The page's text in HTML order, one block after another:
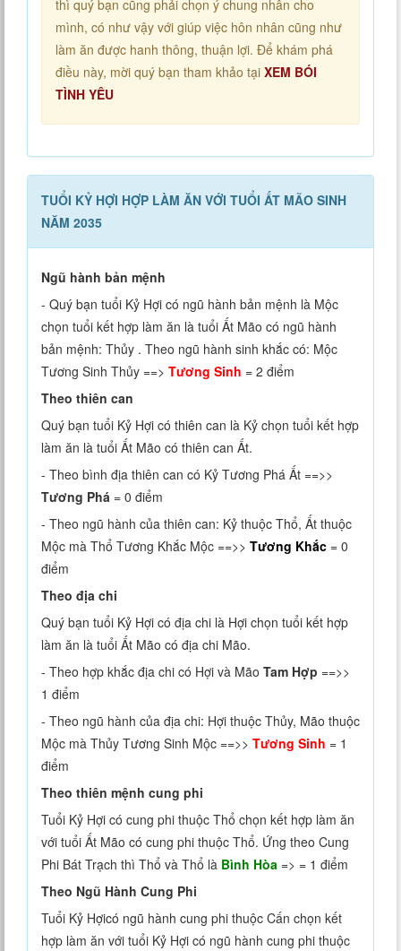
thì quý bạn cũng phải chọn ý chung nhân cho
mình, có như vậy với giúp việc hôn nhân cũng như
làm ăn được hanh thông, thuận lợi. Để khám phá
điều này, mời quý bạn tham khảo tại XEM BÓI
TÌNH YÊU
TUỔI KỶ HỢI HỢP LÀM ĂN VỚI TUỔI ẤT MÃO SINH
NĂM 2035
Ngũ hành bản mệnh
- Quý bạn tuổi Kỷ Hợi có ngũ hành bản mệnh là Mộc
chọn tuổi kết hợp làm ăn là tuổi Ất Mão có ngũ hành
bản mệnh: Thủy . Theo ngũ hành sinh khắc có: Mộc
Tương Sinh Thủy ==> Tương Sinh = 2 điểm
Theo thiên can
Quý bạn tuổi Kỷ Hợi có thiên can là Kỷ chọn tuổi kết hợp
làm ăn là tuổi Ất Mão có thiên can Ất.
- Theo bình địa thiên can có Kỷ Tương Phá Ất ==>>
Tương Phá = 0 điểm
- Theo ngũ hành của thiên can: Kỷ thuộc Thổ, Ất thuộc
Mộc mà Thổ Tương Khắc Mộc ==>> Tương Khắc = 0
điểm
Theo địa chi
Quý bạn tuổi Kỷ Hợi có địa chi là Hợi chọn tuổi kết hợp
làm ăn là tuổi Ất Mão có địa chi Mão.
- Theo hợp khắc địa chi có Hợi và Mão Tam Hợp ==>>
1 điểm
- Theo ngũ hành của địa chi: Hợi thuộc Thủy, Mão thuộc
Mộc mà Thủy Tương Sinh Mộc ==>> Tương Sinh = 1
điểm
Theo thiên mệnh cung phi
Tuổi Kỷ Hợi có cung phi thuộc Thổ chọn kết hợp làm ăn
với tuổi Ất Mão có cung phi thuộc Thổ. Ứng theo Cung
Phi Bát Trạch thì Thổ và Thổ là Bình Hòa => = 1 điểm
Theo Ngũ Hành Cung Phi
Tuổi Kỷ Hợicó ngũ hành cung phi thuộc Cấn chọn kết
hợp làm ăn với tuổi Kỷ Hợi có ngũ hành cung phi thuộc